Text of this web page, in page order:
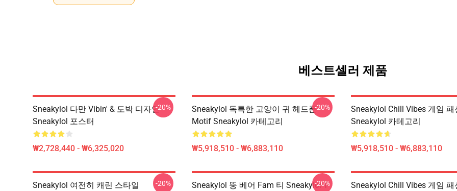
베스트셀러 제품
Sneakylol 다만 Vibin' & 도박 디자인
Sneakylol 포스터
₩2,728,440 - ₩6,325,020
-20%
Sneakylol 독특한 고양이 귀 헤드폰
Motif Sneakylol 카테고리
₩5,918,510 - ₩6,883,110
-20%
Sneakylol Chill Vibes 게임 패
Sneakylol 카테고리
₩5,918,510 - ₩6,883,110
Sneakylol 여전히 캐린 스타일
-20%
Sneakylol 뚱 베어 Fam 티 Sneakylol T-
-20%
Sneakylol Chill Vibes 게임 패